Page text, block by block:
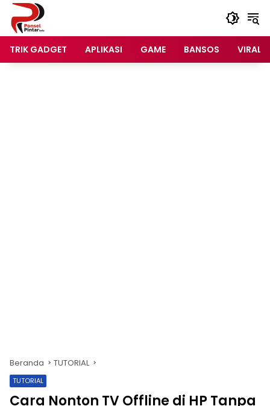
Langsung
konten
TRIK GADGET
APLIKASI GAME BANSOS VIRAL
Beranda TUTORIAL
TUTORIAL
Cara Nonton TV Offline di HP Tanpa